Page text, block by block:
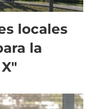
locales
la